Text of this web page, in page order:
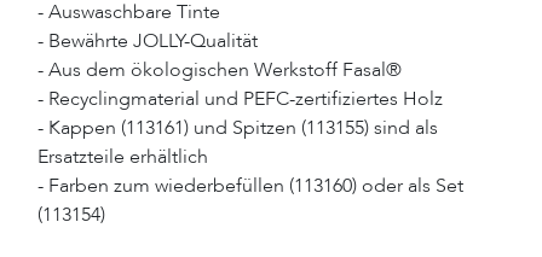
- Auswaschbare Tinte
- Bewährte JOLLY-Qualität
- Aus dem ökologischen Werkstoff Fasal®
- Recyclingmaterial und PEFC-zertifiziertes Holz
- Kappen (113161) und Spitzen (113155) sind als
Ersatzteile erhältlich
- Farben zum wiederbefüllen (113160) oder als Set
(113154)